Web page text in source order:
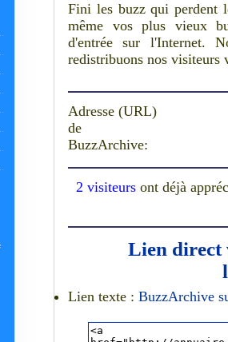
Fini les buzz qui perdent
même vos plus vieux
d'entrée sur l'Internet.
redistribuons nos visiteurs
Adresse (URL)
de
BuzzArchive:
2 visiteursont déjà
Lien direct
Lien texte : BuzzArchive